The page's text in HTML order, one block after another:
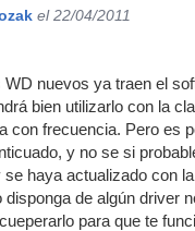
el 22/04/2011
WD nuevos ya traen el
bien utilizarlo con la
con frecuencia. Pero es
y no se si
se haya actualizado con
disponga de algún driver
para que te